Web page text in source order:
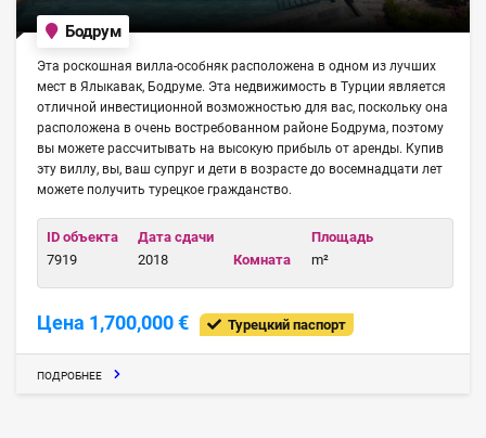
Бодрум
Эта роскошная вилла-особняк расположена в одном из лучших
мест в Ялыкавак, Бодруме. Эта недвижимость в Турции является
отличной инвестиционной возможностью для вас, поскольку она
расположена в очень востребованном районе Бодрума, поэтому
вы можете рассчитывать на высокую прибыль от аренды. Купив
эту виллу, вы, ваш супруг и дети в возрасте до восемнадцати лет
можете получить турецкое гражданство.
ID объекта
7919
Дата сдачи
2018
Комната
Площадь
m²
Цена 1,700,000 € Турецкий паспорт
ПОДРОБНЕЕ